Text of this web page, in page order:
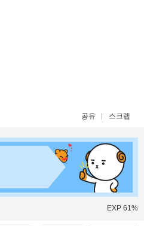
공유 스크랩
EXP 61%